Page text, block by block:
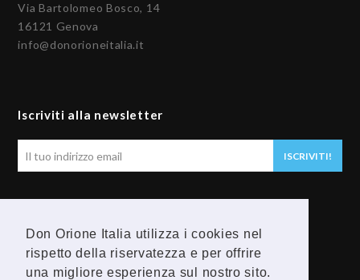
Don Orione Italia utilizza i cookies nel
rispetto della riservatezza e per offrire
una migliore esperienza sul nostro sito.
Via Bartolomeo Bosco, 14
16121 Genova
info@donorioneitalia.it
Iscriviti alla newsletter
ISCRIVITI!
F
Y